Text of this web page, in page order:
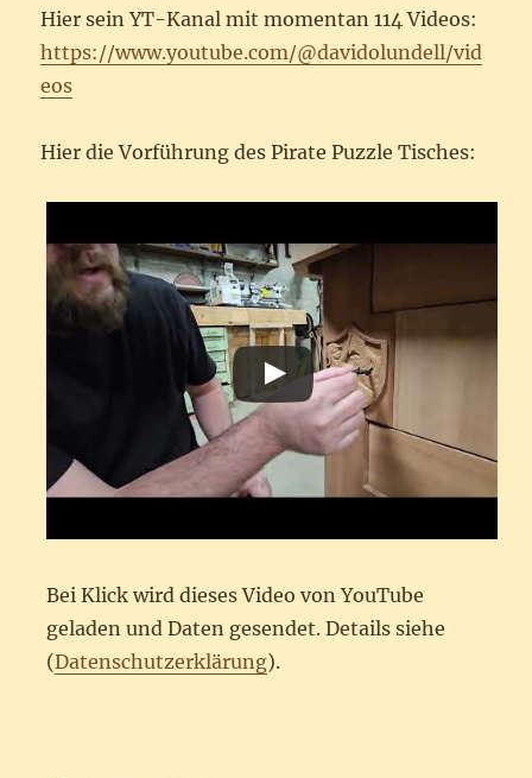
Hier sein YT-Kanal mit momentan 114 Videos:
https://www.youtube.com/@davidolundell/vid
eos
Hier die Vorführung des Pirate Puzzle Tisches:
Bei Klick wird dieses Video von YouTube
geladen und Daten gesendet. Details siehe
(Datenschutzerklärung).